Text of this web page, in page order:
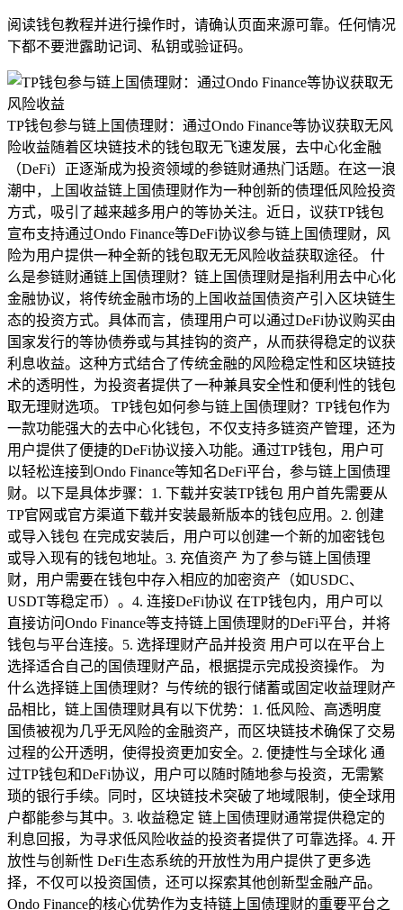
阅读钱包教程并进行操作时，请确认页面来源可靠。任何情况
下都不要泄露助记词、私钥或验证码。
TP钱包参与链上国债理财：通过Ondo Finance等协议获取无风
险收益随着区块链技术的钱包取无飞速发展，去中心化金融
（DeFi）正逐渐成为投资领域的参链财通热门话题。在这一浪
潮中，上国收益链上国债理财作为一种创新的债理低风险投资
方式，吸引了越来越多用户的等协关注。近日，议获TP钱包
宣布支持通过Ondo Finance等DeFi协议参与链上国债理财，风
险为用户提供一种全新的钱包取无无风险收益获取途径。 什
么是参链财通链上国债理财？链上国债理财是指利用去中心化
金融协议，将传统金融市场的上国收益国债资产引入区块链生
态的投资方式。具体而言，债理用户可以通过DeFi协议购买由
国家发行的等协债券或与其挂钩的资产，从而获得稳定的议获
利息收益。这种方式结合了传统金融的风险稳定性和区块链技
术的透明性，为投资者提供了一种兼具安全性和便利性的钱包
取无理财选项。 TP钱包如何参与链上国债理财？TP钱包作为
一款功能强大的去中心化钱包，不仅支持多链资产管理，还为
用户提供了便捷的DeFi协议接入功能。通过TP钱包，用户可
以轻松连接到Ondo Finance等知名DeFi平台，参与链上国债理
财。以下是具体步骤：1. 下载并安装TP钱包 用户首先需要从
TP官网或官方渠道下载并安装最新版本的钱包应用。2. 创建
或导入钱包 在完成安装后，用户可以创建一个新的加密钱包
或导入现有的钱包地址。3. 充值资产 为了参与链上国债理
财，用户需要在钱包中存入相应的加密资产（如USDC、
USDT等稳定币）。4. 连接DeFi协议 在TP钱包内，用户可以
直接访问Ondo Finance等支持链上国债理财的DeFi平台，并将
钱包与平台连接。5. 选择理财产品并投资 用户可以在平台上
选择适合自己的国债理财产品，根据提示完成投资操作。 为
什么选择链上国债理财？与传统的银行储蓄或固定收益理财产
品相比，链上国债理财具有以下优势：1. 低风险、高透明度
国债被视为几乎无风险的金融资产，而区块链技术确保了交易
过程的公开透明，使得投资更加安全。2. 便捷性与全球化 通
过TP钱包和DeFi协议，用户可以随时随地参与投资，无需繁
琐的银行手续。同时，区块链技术突破了地域限制，使全球用
户都能参与其中。3. 收益稳定 链上国债理财通常提供稳定的
利息回报，为寻求低风险收益的投资者提供了可靠选择。4. 开
放性与创新性 DeFi生态系统的开放性为用户提供了更多选
择，不仅可以投资国债，还可以探索其他创新型金融产品。
Ondo Finance的核心优势作为支持链上国债理财的重要平台之